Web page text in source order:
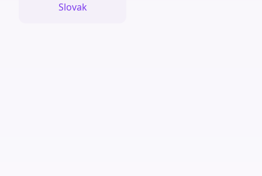
Slovak